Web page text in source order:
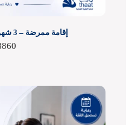
إقامة ممرضة – 3 شهور – من الجنسية الفلبينية